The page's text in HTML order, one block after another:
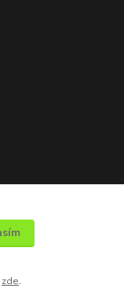
vyhrazena
zde.